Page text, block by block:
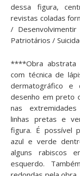
dessa figura,
revistas coladas
/
Patriotários /
****Obra abstrata
com técnica de
dermatográfico e
desenho em preto
nas
linhas pretas e
figura. É possível
azul e verde
alguns rabiscos
esquerdo.